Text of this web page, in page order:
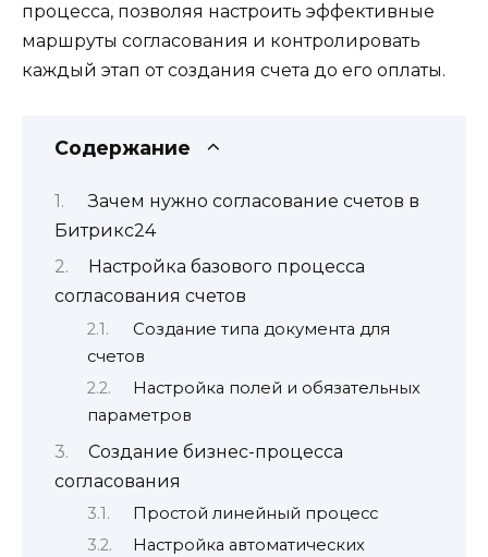
процесса, позволяя настроить эффективные
маршруты согласования и контролировать
каждый этап от создания счета до его оплаты.
Содержание
Зачем нужно согласование счетов в
Битрикс24
Настройка базового процесса
согласования счетов
Создание типа документа для
счетов
Настройка полей и обязательных
параметров
Создание бизнес-процесса
согласования
Простой линейный процесс
Настройка автоматических